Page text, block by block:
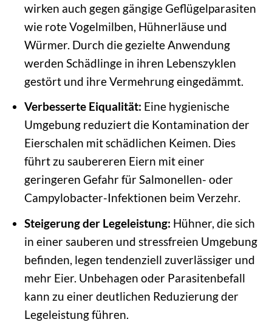
wirken auch gegen gängige Geflügelparasiten
wie rote Vogelmilben, Hühnerläuse und
Würmer. Durch die gezielte Anwendung
werden Schädlinge in ihren Lebenszyklen
gestört und ihre Vermehrung eingedämmt.
Verbesserte Eiqualität: Eine hygienische
Umgebung reduziert die Kontamination der
Eierschalen mit schädlichen Keimen. Dies
führt zu saubereren Eiern mit einer
geringeren Gefahr für Salmonellen- oder
Campylobacter-Infektionen beim Verzehr.
Steigerung der Legeleistung: Hühner, die sich
in einer sauberen und stressfreien Umgebung
befinden, legen tendenziell zuverlässiger und
mehr Eier. Unbehagen oder Parasitenbefall
kann zu einer deutlichen Reduzierung der
Legeleistung führen.